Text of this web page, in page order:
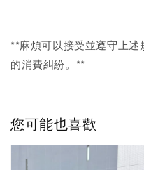
**麻煩可以接受並遵守上
的消費糾紛。**
您可能也喜歡